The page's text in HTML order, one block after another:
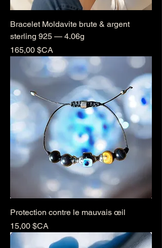
Bracelet Moldavite brute & argent
sterling 925 — 4.06g
Prix
165,00 $CA
Protection contre le mauvais œil
Prix
15,00 $CA